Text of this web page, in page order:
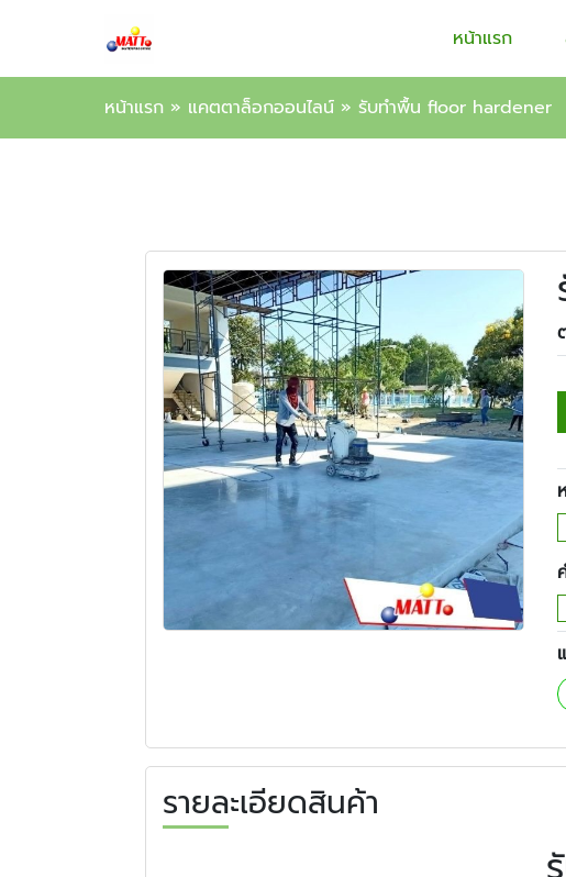
หน้าแรก
หน้าแรก » แคตตาล็อกออนไลน์ » รับทำพื้น floor hardener
รายละเอียดสินค้า